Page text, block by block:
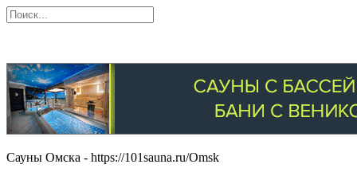
Сауны Омска - https://101sauna.ru/Omsk